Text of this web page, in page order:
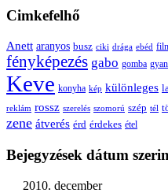
Cimkefelhő
Anett aranyos busz ciki drága ebéd
fényképezés gabo gomba
Keve konyha kép különleges
reklám rossz szerelés szomorú szép tél
zene átverés érd érdekes étel
Bejegyzések dátum
2010. december